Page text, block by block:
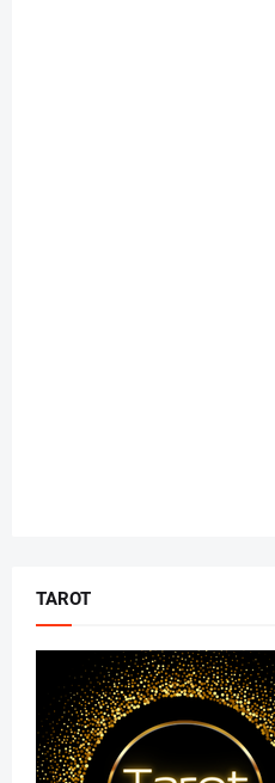
TAROT